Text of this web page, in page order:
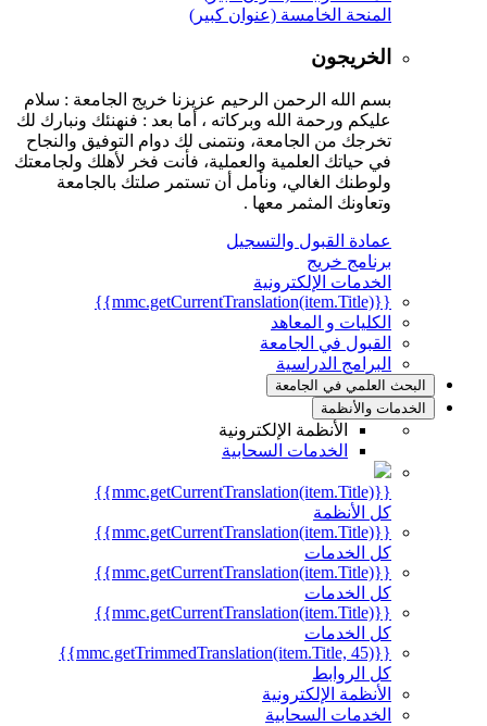
المنحة الخامسة (عنوان كبير)
الخريجون
بسم الله الرحمن الرحيم عزيزنا خريج الجامعة : سلام
عليكم ورحمة الله وبركاته ، أما بعد : فنهنئك ونبارك لك
تخرجك من الجامعة، ونتمنى لك دوام التوفيق والنجاح
في حياتك العلمية والعملية، فأنت فخر لأهلك ولجامعتك
ولوطنك الغالي، ونأمل أن تستمر صلتك بالجامعة
وتعاونك المثمر معها .
عمادة القبول والتسجيل
برنامج خريج
الخدمات الإلكترونية
{{mmc.getCurrentTranslation(item.Title)}}
الكليات و المعاهد
القبول في الجامعة
البرامج الدراسية
البحث العلمي في الجامعة
الخدمات والأنظمة
الأنظمة الإلكترونية
الخدمات السحابية
{{mmc.getCurrentTranslation(item.Title)}}
كل الأنظمة
{{mmc.getCurrentTranslation(item.Title)}}
كل الخدمات
{{mmc.getCurrentTranslation(item.Title)}}
كل الخدمات
{{mmc.getCurrentTranslation(item.Title)}}
كل الخدمات
{{mmc.getTrimmedTranslation(item.Title, 45)}}
كل الروابط
الأنظمة الإلكترونية
الخدمات السحابية